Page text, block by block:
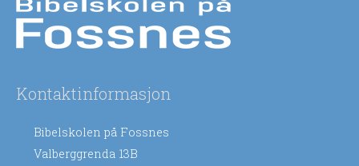
Kontaktinformasjon
Bibelskolen på Fossnes
Valberggrenda 13B